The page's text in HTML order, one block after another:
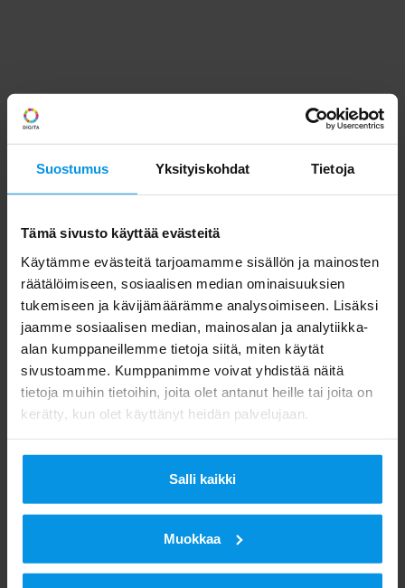
Suostumus Yksityiskohdat Tietoja
Tämä sivusto käyttää evästeitä
Käytämme evästeitä tarjoamamme sisällön ja mainosten
räätälöimiseen, sosiaalisen median ominaisuuksien
tukemiseen ja kävijämäärämme analysoimiseen. Lisäksi
jaamme sosiaalisen median, mainosalan ja analytiikka-
alan kumppaneillemme tietoja siitä, miten käytät
sivustoamme. Kumppanimme voivat yhdistää näitä
tietoja muihin tietoihin, joita olet antanut heille tai joita on
kerätty, kun olet käyttänyt heidän palvelujaan.
Salli kaikki
Muokkaa